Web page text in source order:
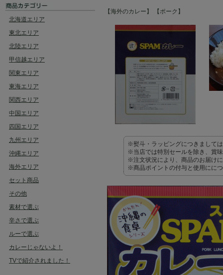
北海道エリア
東北エリア
北陸エリア
甲信越エリア
関東エリア
東海エリア
関西エリア
中国エリア
四国エリア
九州エリア
沖縄エリア
海外エリア
セット商品
その他
素材で選ぶ
辛さで選ぶ
ルーで選ぶ
カレーじゃないよ！
TVで紹介されました！
【海外のカレー】 【ポーク】
※熨斗・ラッピングにつきましては
※当店では特別セールを除き、賞
※注文状況により、商品のお届け
※商品ポイントの付与と使用にに